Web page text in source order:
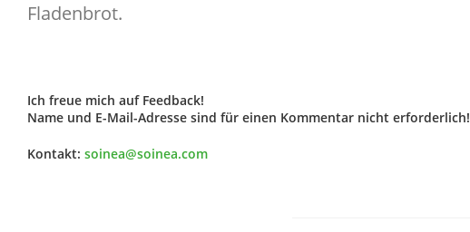
Fladenbrot.
Ich freue mich auf Feedback!
Name und E-Mail-Adresse sind für einen Kommentar nicht erforderlich!
Kontakt: soinea@soinea.com